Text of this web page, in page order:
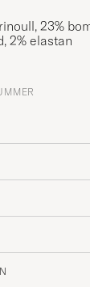
23%
2% elastan